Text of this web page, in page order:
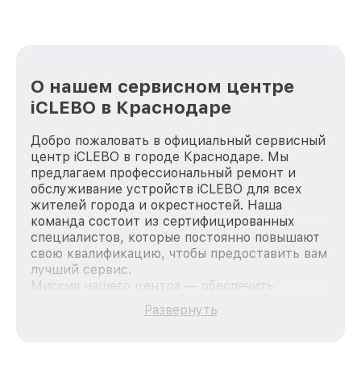
О нашем сервисном центре
iCLEBO в Краснодаре
Добро пожаловать в официальный сервисный
центр iCLEBO в городе Краснодаре. Мы
предлагаем профессиональный ремонт и
обслуживание устройств iCLEBO для всех
жителей города и окрестностей. Наша
команда состоит из сертифицированных
специалистов, которые постоянно повышают
свою квалификацию, чтобы предоставить вам
лучший сервис.
Миссия нашего центра — обеспечить
качественный и доступный ремонт для
каждого пользователя продукции iCLEBO, вне
Развернуть